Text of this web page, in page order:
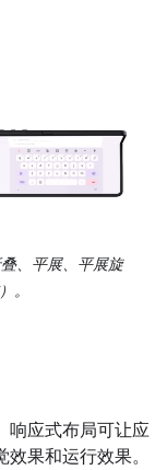
、平展、平展旋
。
响应式布局可让应
果和运行效果。